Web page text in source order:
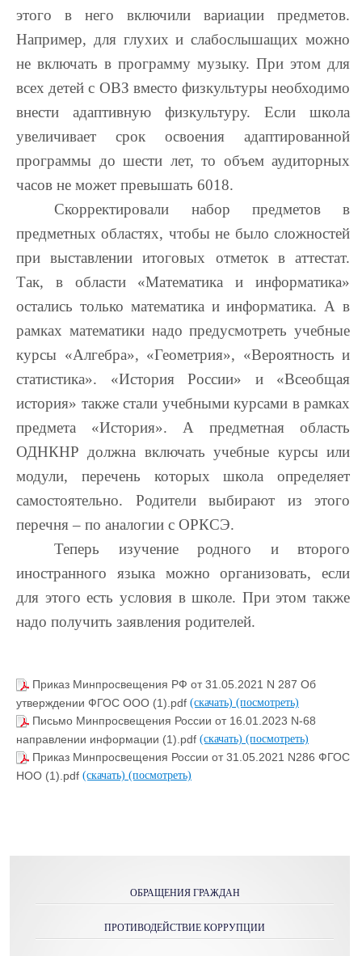
этого в него включили вариации предметов.
Например, для глухих и слабослышащих можно
не включать в программу музыку. При этом для
всех детей с ОВЗ вместо физкультуры необходимо
внести адаптивную физкультуру. Если школа
увеличивает срок освоения адаптированной
программы до шести лет, то объем аудиторных
часов не может превышать 6018.
Скорректировали набор предметов в
предметных областях, чтобы не было сложностей
при выставлении итоговых отметок в аттестат.
Так, в области «Математика и информатика»
остались только математика и информатика. А в
рамках математики надо предусмотреть учебные
курсы «Алгебра», «Геометрия», «Вероятность и
статистика». «История России» и «Всеобщая
история» также стали учебными курсами в рамках
предмета «История». А предметная область
ОДНКНР должна включать учебные курсы или
модули, перечень которых школа определяет
самостоятельно. Родители выбирают из этого
перечня – по аналогии с ОРКСЭ.
Теперь изучение родного и второго
иностранного языка можно организовать, если
для этого есть условия в школе. При этом также
надо получить заявления родителей.
Приказ Минпросвещения РФ от 31.05.2021 N 287 Об
утверждении ФГОС ООО (1).pdf (скачать) (посмотреть)
Письмо Минпросвещения России от 16.01.2023 N-68
направлении информации (1).pdf (скачать) (посмотреть)
Приказ Минпросвещения России от 31.05.2021 N286 ФГОС
НОО (1).pdf (скачать) (посмотреть)
ОБРАЩЕНИЯ ГРАЖДАН
ПРОТИВОДЕЙСТВИЕ КОРРУПЦИИ